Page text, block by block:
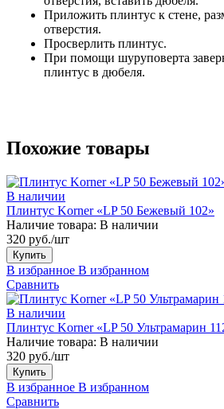
Приложить плинтус к стене,
отверстия.
Просверлить плинтус.
При помощи шуруповерта
плинтус в дюбеля.
Похожие товары
В наличии
Плинтус Korner «LP 50 Бежевый 102»
Наличие товара: В наличии
320 руб./шт
Купить
В избранное В избранном
Сравнить
В наличии
Плинтус Korner «LP 50 Ультрамарин
Наличие товара: В наличии
320 руб./шт
Купить
В избранное В избранном
Сравнить